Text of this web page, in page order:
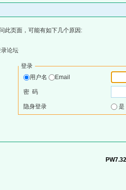
此页面，可能有如下几个原因:
论坛
登录
用户名
Email
密 码
隐身登录